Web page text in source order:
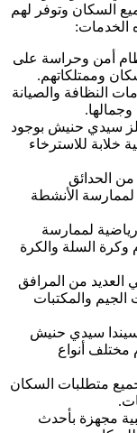
السكان وتوفر لهم
الخدمات:
أمن وحراسة على
النظافة والصيانة
سيدي حنيش بوجود
خلابة للاسترخاء
من الحدائق
لممارسة الأنشطة
لممارسة
وكرة السلة والكرة
العديد من المرافق
الجيم والمكتبات
سيدي حنيش
مختلف أنواع
متطلبات السكان
مجهزة بأحدث